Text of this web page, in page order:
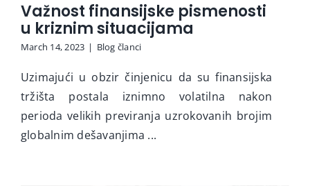
Važnost finansijske pismenosti
u kriznim situacijama
March 14, 2023 | Blog članci
Uzimajući u obzir činjenicu da su finansijska
tržišta postala iznimno volatilna nakon
perioda velikih previranja uzrokovanih brojim
globalnim dešavanjima ...